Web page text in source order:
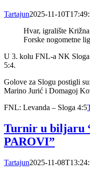
Tartajun2025-11-
Hvar, igralište
Forske nogometne
U 3. kolu FNL-a NK
5:4.
Golove za Slogu postigli
Marino Jurić i Domagoj
FNL: Levanda – Sloga 4:5
Turnir u biljaru
PAROVI”
Tartajun2025-11-